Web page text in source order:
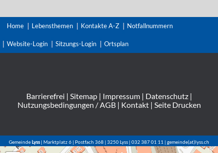
Home Lebensthemen Kontakte A-Z Notfallnummern
Website-Login Sitzungs-Login Ortsplan
Barrierefrei | Sitemap| Impressum| Datenschutz|
Nutzungsbedingungen / AGB| Kontakt| Seite Drucken
GemeindeLyss| Marktplatz 6 | Postfach 368 | 3250 Lyss | 032 387 01 11 | gemeinde(at)lyss.ch